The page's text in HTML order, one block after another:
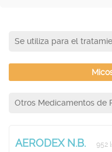
Se utiliza para el
Otros Medicamentos de
AERODEX N.B. 952